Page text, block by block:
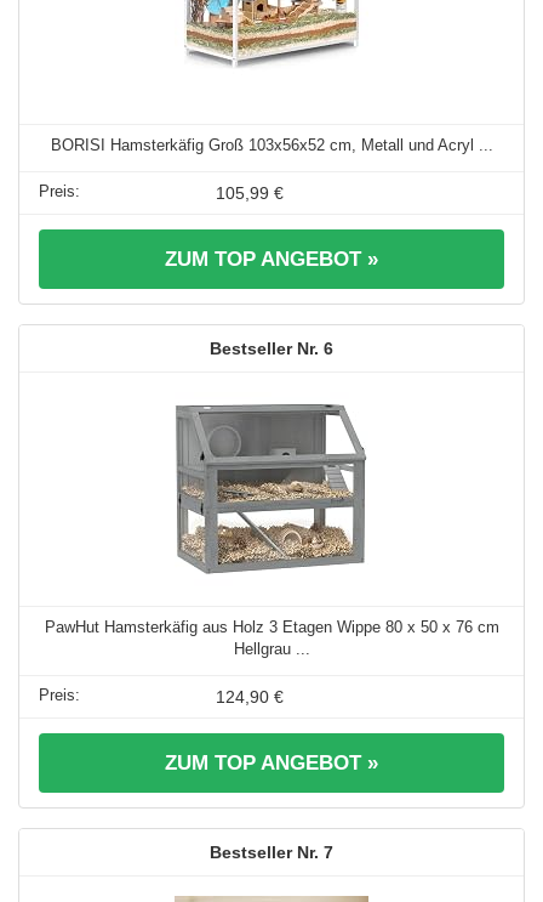
BORISI Hamsterkäfig Groß 103x56x52 cm, Metall und Acryl ...
105,99 €
ZUM TOP ANGEBOT »
6
PawHut Hamsterkäfig aus Holz 3 Etagen Wippe 80 x 50 x 76 cm
Hellgrau ...
124,90 €
ZUM TOP ANGEBOT »
7